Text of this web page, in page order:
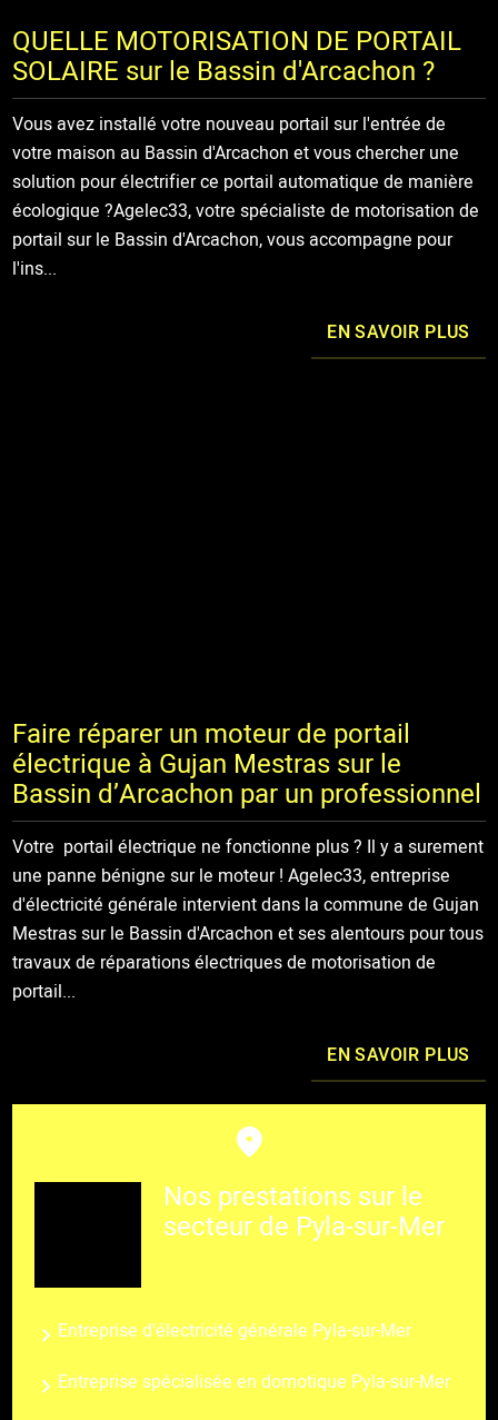
QUELLE MOTORISATION DE PORTAIL
SOLAIRE sur le Bassin d'Arcachon ?
Vous avez installé votre nouveau portail sur l'entrée de
votre maison au Bassin d'Arcachon et vous chercher une
solution pour électrifier ce portail automatique de manière
écologique ?Agelec33, votre spécialiste de motorisation de
portail sur le Bassin d'Arcachon, vous accompagne pour
l'ins...
EN SAVOIR PLUS
Faire réparer un moteur de portail
électrique à Gujan Mestras sur le
Bassin d’Arcachon par un professionnel
Votre portail électrique ne fonctionne plus ? Il y a surement
une panne bénigne sur le moteur ! Agelec33, entreprise
d'électricité générale intervient dans la commune de Gujan
Mestras sur le Bassin d'Arcachon et ses alentours pour tous
travaux de réparations électriques de motorisation de
portail...
EN SAVOIR PLUS
Nos prestations sur le
secteur de Pyla-sur-Mer
Entreprise d'électricité générale Pyla-sur-Mer
Entreprise spécialisée en domotique Pyla-sur-Mer